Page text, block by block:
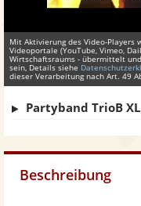
Mit Aktivierung des Video-
Videoportale (YouTube, Vimeo,
Wirtschaftsraums - übermittelt
sein, Details siehe
dieser Verarbeitung nach Art. 49
Partyband TrioB
Beschreibung